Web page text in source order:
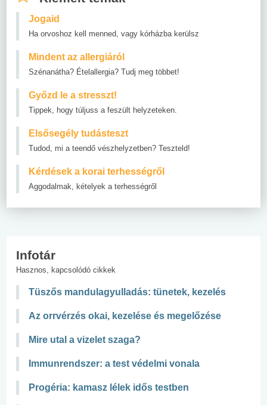
Jogaid
Ha orvoshoz kell menned, vagy kórházba kerülsz
Mindent az allergiáról
Szénanátha? Ételallergia? Tudj meg többet!
Győzd le a stresszt!
Tippek, hogy túljuss a feszült helyzeteken.
Elsősegély tudásteszt
Tudod, mi a teendő vészhelyzetben? Teszteld!
Kérdések a korai terhességről
Aggodalmak, kételyek a terhességről
Infotár
Hasznos, kapcsolódó cikkek
Tüszős mandulagyulladás: tünetek, kezelés
Az orrvérzés okai, kezelése és megelőzése
Mire utal a vizelet szaga?
Immunrendszer: a test védelmi vonala
Progéria: kamasz lélek idős testben